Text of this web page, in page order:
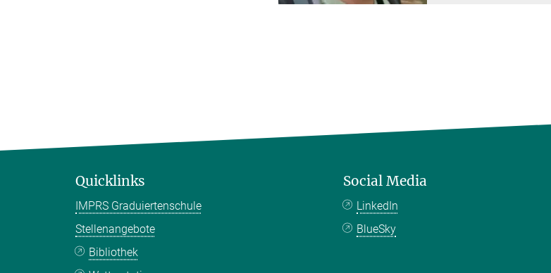
Quicklinks
IMPRS Graduiertenschule
Stellenangebote
Bibliothek
Social Media
LinkedIn
BlueSky